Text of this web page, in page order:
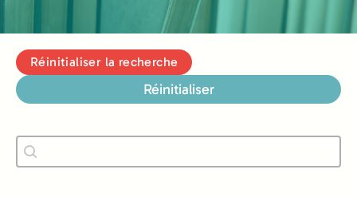
Réinitialiser la recherche
Réinitialiser
Recherche
Rechercher